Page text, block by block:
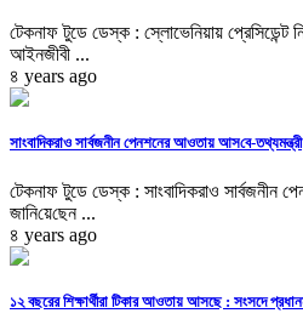
টেকনাফ টুডে ডেস্ক : স্লোভেনিয়ায় প্রেসিডেন্ট
আইনজীবী ...
৪ years ago
সাংবাদিকরাও সার্বজনীন পেনশনের আওতায় আস‌বে-তথ্যমন্ত্রী
টেকনাফ টুডে ডেস্ক : সাংবাদিকরাও সার্বজনীন
জা‌নি‌য়ে‌ছেন ...
৪ years ago
১২ বছরের শিক্ষার্থীরা টিকার আওতায় আসছে : সংসদে